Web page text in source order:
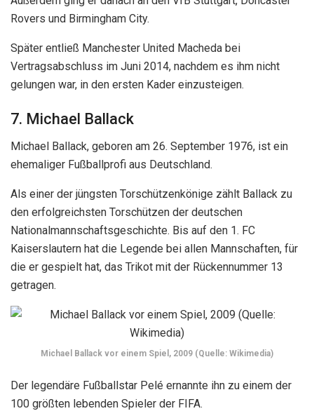
Rovers und Birmingham City.
Später entließ Manchester United Macheda bei
Vertragsabschluss im Juni 2014, nachdem es ihm nicht
gelungen war, in den ersten Kader einzusteigen.
7. Michael Ballack
Michael Ballack, geboren am 26. September 1976, ist ein
ehemaliger Fußballprofi aus Deutschland.
Als einer der jüngsten Torschützenkönige zählt Ballack zu
den erfolgreichsten Torschützen der deutschen
Nationalmannschaftsgeschichte. Bis auf den 1. FC
Kaiserslautern hat die Legende bei allen Mannschaften, für
die er gespielt hat, das Trikot mit der Rückennummer 13
getragen.
Michael Ballack vor einem Spiel, 2009 (Quelle: Wikimedia)
Der legendäre Fußballstar Pelé ernannte ihn zu einem der
100 größten lebenden Spieler der FIFA.